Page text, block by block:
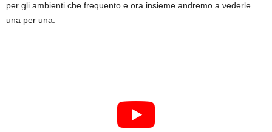
per gli ambienti che frequento e ora insieme andremo a vederle
una per una.